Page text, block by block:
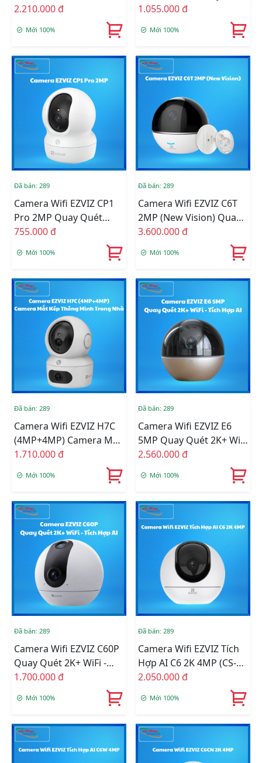
AI (CS-C6c-R100-8G8WF)
2.210.000 đ
Mới 100%
Thông Minh (CS-CP1-
1.055.000 đ
Mới 100%
Đã bán: 289
Camera Wifi EZVIZ CP1
Pro 2MP Quay Quét
Thông Minh (CS-CP1-
755.000 đ
Mới 100%
Đã bán: 289
Camera Wifi EZVIZ C6T
2MP (New Vision) Quay
Quét Đa Năng - Hỗ Trợ
Theo Dõi Chuyển Động
Thông Minh (CS-CV248-
3.600.000 đ
Mới 100%
Đã bán: 289
Camera Wifi EZVIZ H7C
(4MP+4MP) Camera Mắt
Kép Thông Minh Trong
8G44WF)
1.710.000 đ
Mới 100%
Đã bán: 289
Camera Wifi EZVIZ E6
5MP Quay Quét 2K+ WiFi
- Tích Hợp AI (CS-E6-
2.560.000 đ
Mới 100%
Đã bán: 289
Camera Wifi EZVIZ C60P
Quay Quét 2K+ WiFi -
Tích Hợp AI (CS-C60p-
1.700.000 đ
Mới 100%
Đã bán: 289
Camera Wifi EZVIZ Tích
Hợp AI C6 2K 4MP (CS-
C6-A0-8C4WF(4mm))
2.050.000 đ
Mới 100%